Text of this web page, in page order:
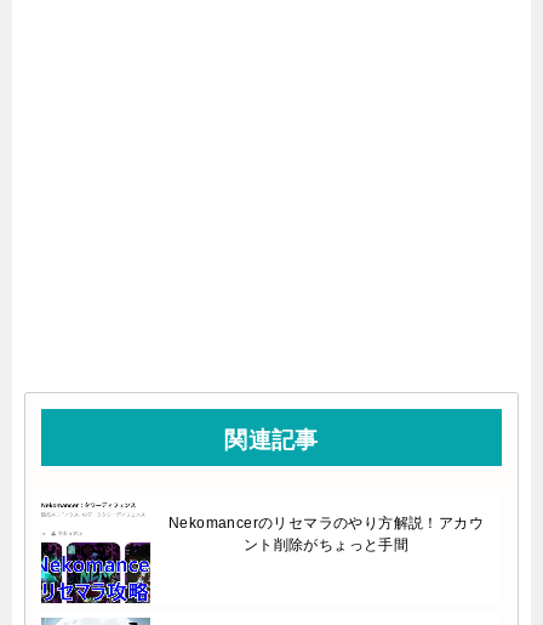
関連記事
Nekomancerのリセマラのやり方解説！アカウ
ント削除がちょっと手間